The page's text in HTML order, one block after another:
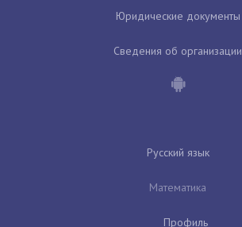
Юридические документы
Сведения об организации
Русский язык
Математика
Профиль